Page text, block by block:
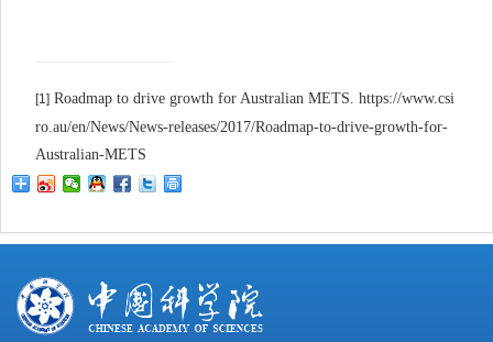
[1] Roadmap to drive growth for Australian METS. https://www.csi
ro.au/en/News/News-releases/2017/Roadmap-to-drive-growth-for-
Australian-METS